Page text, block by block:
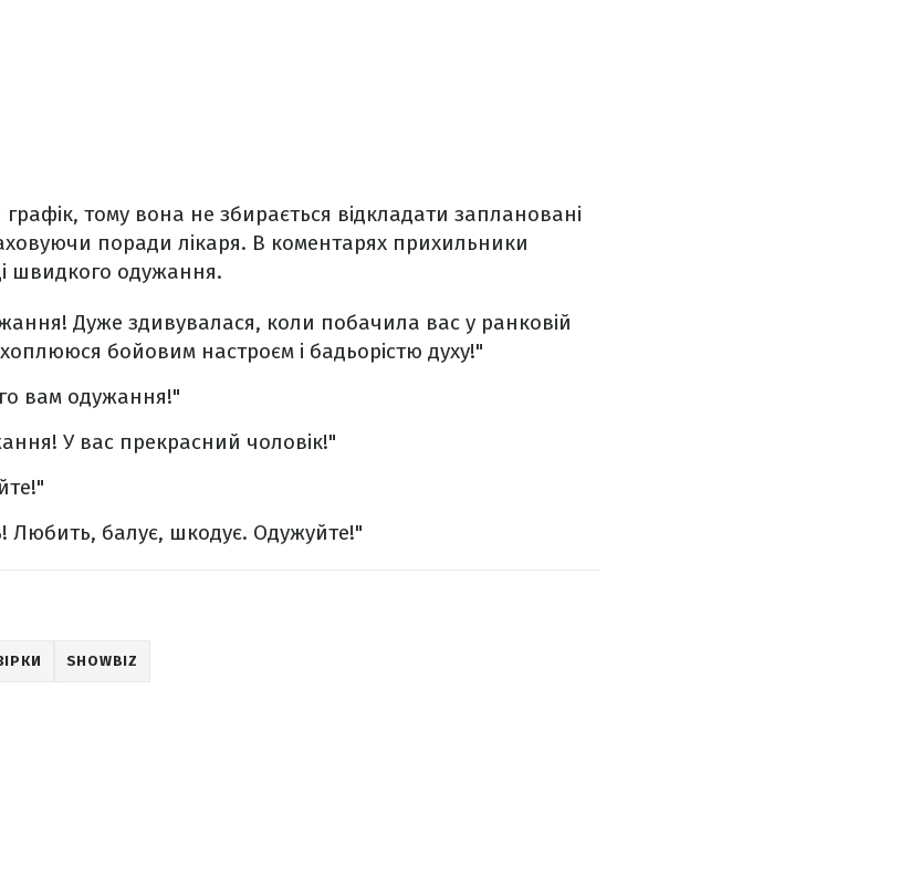
тому вона не збирається відкладати заплановані
поради лікаря. В коментарях прихильники
швидкого одужання.
Дуже здивувалася, коли побачила вас у ранковій
бойовим настроєм і бадьорістю духу!"
вам одужання!"
У вас прекрасний чоловік!"
Любить, балує, шкодує. Одужуйте!"
SHOWBIZ